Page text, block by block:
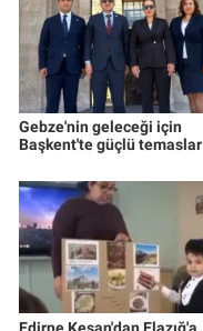
Gebze'nin geleceği için
Başkent'te güçlü temaslar
Edirne Keşan'dan Elazığ'a